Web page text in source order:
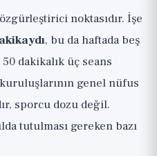
noktasıdır. İşe
, bu da haftada beş
dakikalık üç seans
genel nüfus
sporcu dozu değil.
tutulması gereken bazı